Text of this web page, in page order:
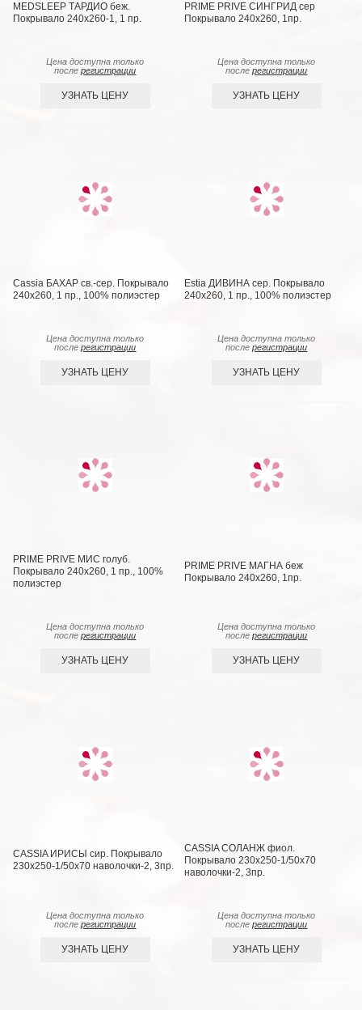
MEDSLEEP ТАРДИО беж.
Покрывало 240х260-1, 1 пр.
Цена доступна только
послерегистрации
УЗНАТЬ ЦЕНУ
PRIME PRIVE СИНГРИД сер
Покрывало 240х260, 1пр.
Цена доступна только
послерегистрации
УЗНАТЬ ЦЕНУ
Cassia БАХАР св.-сер. Покрывало
240х260, 1 пр., 100% полиэстер
Цена доступна только
послерегистрации
УЗНАТЬ ЦЕНУ
Estia ДИВИНА сер. Покрывало
240х260, 1 пр., 100% полиэстер
Цена доступна только
послерегистрации
УЗНАТЬ ЦЕНУ
PRIME PRIVE МИС голуб.
Покрывало 240х260, 1 пр., 100%
полиэстер
Цена доступна только
послерегистрации
УЗНАТЬ ЦЕНУ
PRIME PRIVE МАГНА беж
Покрывало 240х260, 1пр.
Цена доступна только
послерегистрации
УЗНАТЬ ЦЕНУ
CASSIA ИРИСЫ сир. Покрывало
230x250-1/50х70 наволочки-2, 3пр.
Цена доступна только
послерегистрации
УЗНАТЬ ЦЕНУ
CASSIA СОЛАНЖ фиол.
Покрывало 230x250-1/50х70
наволочки-2, 3пр.
Цена доступна только
послерегистрации
УЗНАТЬ ЦЕНУ